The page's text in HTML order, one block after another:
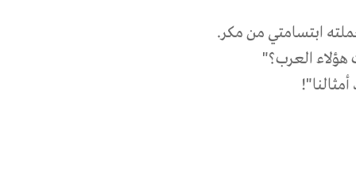
ابتسامتي من مكر.
العرب؟"
"!